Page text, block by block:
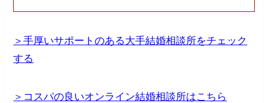
＞手厚いサポートのある大手結婚相談所をチェック
する
＞コスパの良いオンライン結婚相談所はこちら